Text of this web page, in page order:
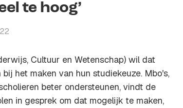
te hoog’
Cultuur en Wetenschap) wil dat
het maken van hun studiekeuze. Mbo's,
beter ondersteunen, vindt de
in gesprek om dat mogelijk te maken,